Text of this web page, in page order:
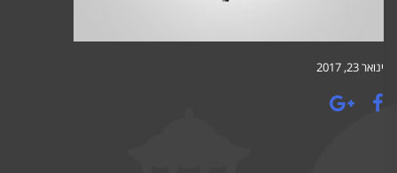
ינואר 23, 2017